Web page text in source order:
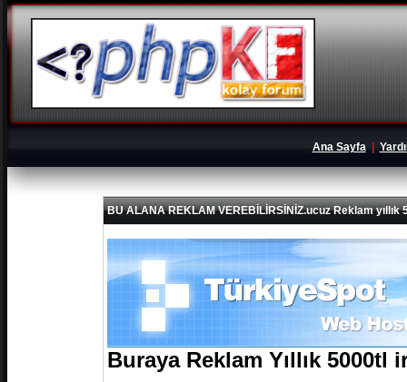
Ana Sayfa|
BU ALANA REKLAM VEREBİLİRSİNİZ.ucuz Reklam yıllık
Buraya Reklam Yıllık